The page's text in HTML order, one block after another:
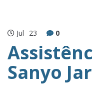
Jul 23 0
Sanyo